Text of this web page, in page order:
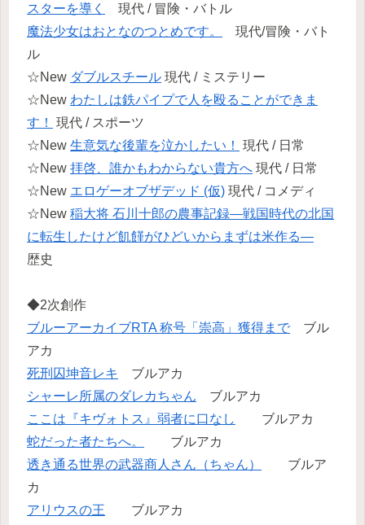
スターを導く
現代 / 冒険・バトル
魔法少女はおとなのつとめです。
現代/冒険・バト
ル
☆New ダブルスチール 現代 / ミステリー
☆New わたしは鉄パイプで人を殴ることができま
す！
現代 / スポーツ
☆New 生意気な後輩を泣かしたい！
現代 / 日常
☆New 拝啓、誰かもわからない貴方へ 現代 / 日常
☆New エロゲーオブザデッド (仮) 現代 / コメディ
☆New 稲大将 石川十郎の農事記録―戦国時代の北国
に転生したけど飢饉がひどいからまずは米作る―
歴史
◆2次創作
ブルーアーカイブRTA 称号「崇高」獲得までブル
アカ
死刑囚坤音レキ
ブルアカ
シャーレ所属のダレカちゃん ブルアカ
ここは『キヴォトス』弱者に口なし
ブルアカ
蛇だった者たちへ。
ブルアカ
透き通る世界の武器商人さん（ちゃん）
ブルア
カ
アリウスの王 ブルアカ